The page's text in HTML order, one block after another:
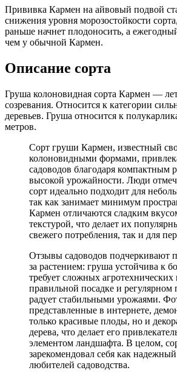
Прививка Кармен на айвовый подвой
снижения уровня морозостойкости
раньше начнет плодоносить, а
чем у обычной Кармен.
Описание сорта
Груша колоновидная сорта Кармен —
созревания. Относится к категории
деревьев. Груша относится к
метров.
Сорт груши Кармен, известный
колоновидными формами,
садоводов благодаря компактным
высокой урожайности. Люди
сорт идеально подходит для
так как занимает минимум
Кармен отличаются сладким
текстурой, что делает их
свежего потребления, так и для
Отзывы садоводов подчеркивают
за растением: груша устойчива к
требует сложных
правильной посадке и регулярном
радует стабильными урожаями.
представленные в интернете,
только красивые плоды, но и
дерева, что делает его
элементом ландшафта. В целом,
зарекомендовал себя как
любителей садоводства.